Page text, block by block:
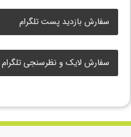
سفارش بازدید پست تلگرام
سفارش لایک و نظرسنجی تلگرام